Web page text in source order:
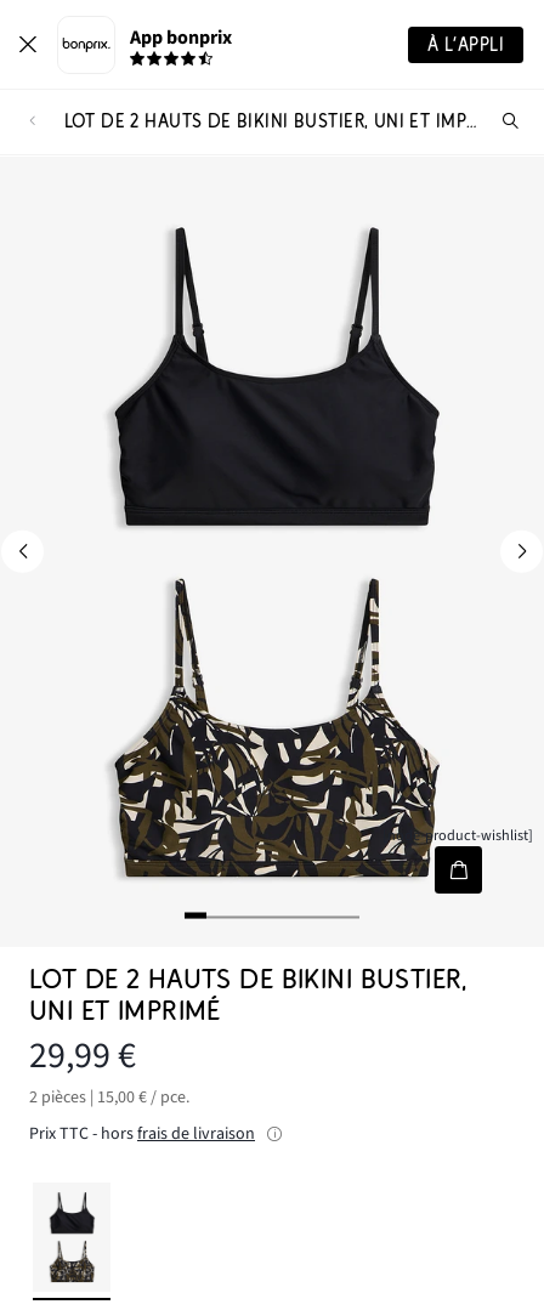
App bonprix À L’APPLI
LOT DE 2 HAUTS DE BIKINI BUSTIER, UNI ET IMPRIMÉ
[node-product-wishlist]
LOT DE 2 HAUTS DE BIKINI BUSTIER,
UNI ET IMPRIMÉ
29,99 €
2 pièces | 15,00 € / pce.
Prix TTC - horsfrais de livraison